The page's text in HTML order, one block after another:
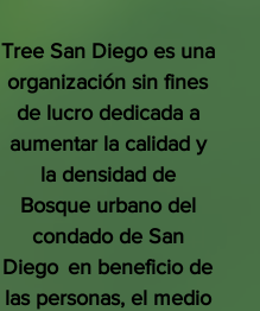
Tree San Diego es una
organización sin fines
de lucro dedicada a
aumentar la calidad y
la densidad de
Bosque urbano del
condado de San
Diego en beneficio de
las personas, el medio